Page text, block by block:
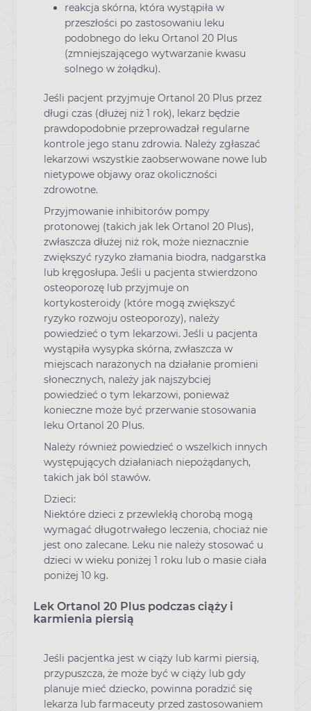
reakcja skórna, która wystąpiła w
przeszłości po zastosowaniu leku
podobnego do leku Ortanol 20 Plus
(zmniejszającego wytwarzanie kwasu
solnego w żołądku).
Jeśli pacjent przyjmuje Ortanol 20 Plus przez
długi czas (dłużej niż 1 rok), lekarz będzie
prawdopodobnie przeprowadzał regularne
kontrole jego stanu zdrowia. Należy zgłaszać
lekarzowi wszystkie zaobserwowane nowe lub
nietypowe objawy oraz okoliczności
zdrowotne.
Przyjmowanie inhibitorów pompy
protonowej (takich jak lek Ortanol 20 Plus),
zwłaszcza dłużej niż rok, może nieznacznie
zwiększyć ryzyko złamania biodra, nadgarstka
lub kręgosłupa. Jeśli u pacjenta stwierdzono
osteoporozę lub przyjmuje on
kortykosteroidy (które mogą zwiększyć
ryzyko rozwoju osteoporozy), należy
powiedzieć o tym lekarzowi. Jeśli u pacjenta
wystąpiła wysypka skórna, zwłaszcza w
miejscach narażonych na działanie promieni
słonecznych, należy jak najszybciej
powiedzieć o tym lekarzowi, ponieważ
konieczne może być przerwanie stosowania
leku Ortanol 20 Plus.
Należy również powiedzieć o wszelkich innych
występujących działaniach niepożądanych,
takich jak ból stawów.
Dzieci:
Niektóre dzieci z przewlekłą chorobą mogą
wymagać długotrwałego leczenia, chociaż nie
jest ono zalecane. Leku nie należy stosować u
dzieci w wieku poniżej 1 roku lub o masie ciała
poniżej 10 kg.
Lek Ortanol 20 Plus podczas ciąży i
karmienia piersią
Jeśli pacjentka jest w ciąży lub karmi piersią,
przypuszcza, że może być w ciąży lub gdy
planuje mieć dziecko, powinna poradzić się
lekarza lub farmaceuty przed zastosowaniem